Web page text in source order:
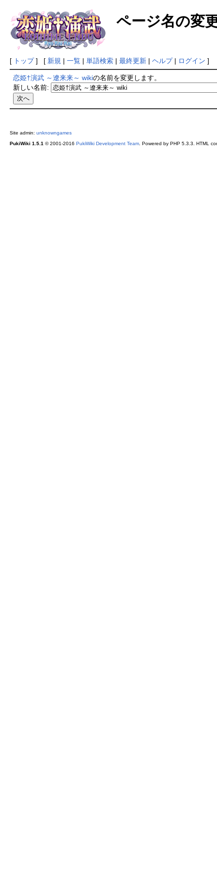
ページ名の変
[ トップ] [ 新規 | 一覧| 単語検索| 最終更新| ヘルプ| ログイン ]
恋姫†演武 ～遼来来～ wikiの名前を変更します。
新しい名前:
Site admin: unknowngames
PukiWiki 1.5.1 © 2001-2016 PukiWiki Development Team. Powered by PHP 5.3.3. HTML